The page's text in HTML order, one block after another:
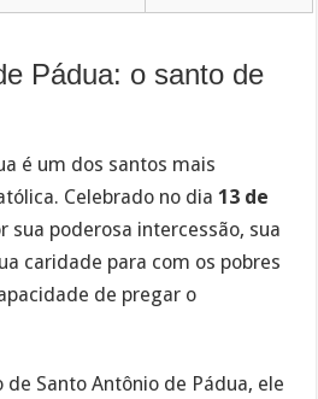
Pádua: o santo de
é um dos santos mais
Celebrado no dia13 de
sua poderosa intercessão, sua
caridade para com os pobres
de pregar o
Santo Antônio de Pádua, ele